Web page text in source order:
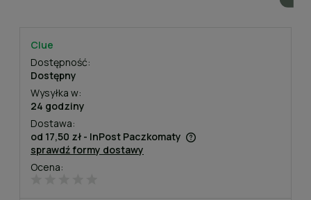
Ocena:
Clue
Dostępność:
Dostępny
Wysyłka w:
24 godziny
Dostawa:
od 17,50 zł - InPost Paczkomaty
Cena nie zawiera ewentualnych kosztów płatności
sprawdź formy dostawy